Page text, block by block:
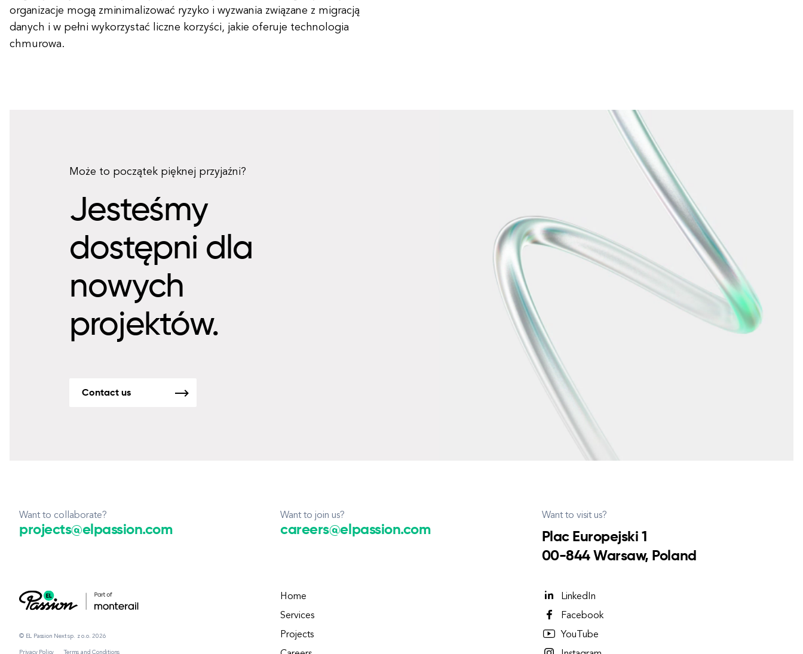
organizacje mogą zminimalizować ryzyko i wyzwania związane z migracją
danych i w pełni wykorzystać liczne korzyści, jakie oferuje technologia
chmurowa.
Może to początek pięknej przyjaźni?
Jesteśmy
dostępni dla
nowych
projektów.
Contact us
Want to collaborate?
projects@elpassion.com
Want to join us?
careers@elpassion.com
Want to visit us?
Plac Europejski 1
00-844 Warsaw, Poland
© EL Passion Next sp. z o.o. 2026
Privacy Policy Terms and Conditions
Home
Services
Projects
LinkedIn
Facebook
YouTube